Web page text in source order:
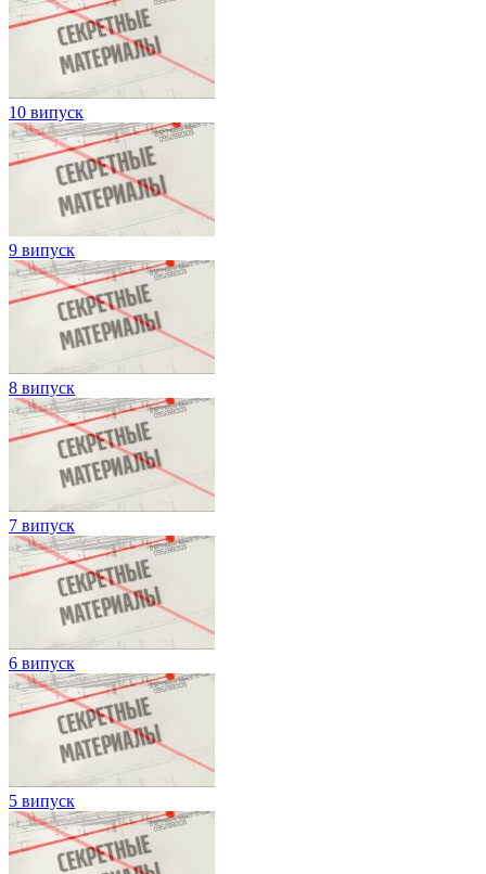
10 випуск
9 випуск
8 випуск
7 випуск
6 випуск
5 випуск